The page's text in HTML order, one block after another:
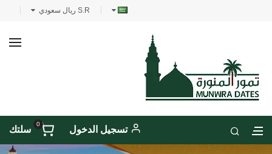
S.R ريال سعودي
سلتك
0
تسجيل الدخول